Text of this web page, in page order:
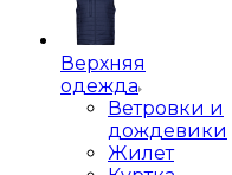
Верхняя
одежда
Ветровки и
дождевики
Жилет